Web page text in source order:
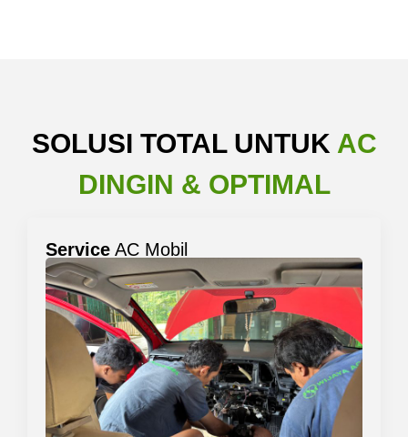
SOLUSI TOTAL UNTUK AC
DINGIN & OPTIMAL
Service AC Mobil